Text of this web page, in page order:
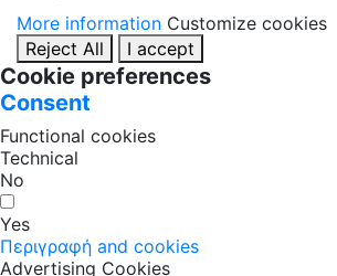
More information Customize cookies
Reject All
I accept
Cookie preferences
Consent
Functional cookies
Technical
No
Yes
Περιγραφή and cookies
Advertising Cookies